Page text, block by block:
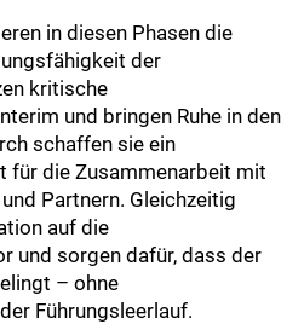
in diesen Phasen die
der
kritische
und bringen Ruhe in den
schaffen sie ein
für die Zusammenarbeit mit
Partnern. Gleichzeitig
auf die
und sorgen dafür, dass der
– ohne
Führungsleerlauf.